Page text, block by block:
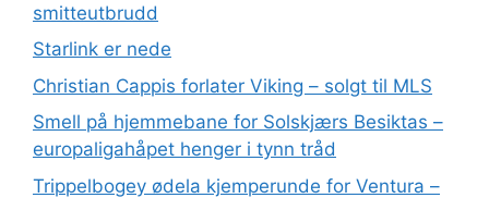
smitteutbrudd
Starlink er nede
Christian Cappis forlater Viking – solgt til MLS
Smell på hjemmebane for Solskjærs Besiktas –
europaligahåpet henger i tynn tråd
Trippelbogey ødela kjemperunde for Ventura –